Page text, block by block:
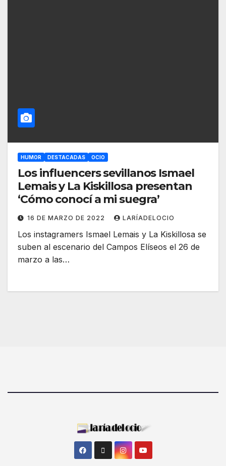
HUMOR DESTACADAS OCIO
Los influencers sevillanos Ismael
Lemais y La Kiskillosa presentan
‘Cómo conocí a mi suegra’
16 DE MARZO DE 2022 LARÍADELOCIO
Los instagramers Ismael Lemais y La Kiskillosa se
suben al escenario del Campos Elíseos el 26 de
marzo a las…